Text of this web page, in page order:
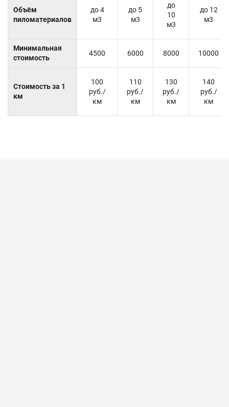
Объём
пиломатериалов
до 4
м3
до 5
м3
до
10
м3
до 12
м3
Минимальная
стоимость
4500 6000 8000 10000
Стоимость за 1
км
100
руб./
км
110
руб./
км
130
руб./
км
140
руб./
км